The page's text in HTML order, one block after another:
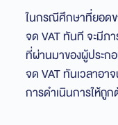
ในกรณีศึกษาที่ยอดข
จด VAT ทันที จะมีภ
ที่ผ่านมาของผู้ประก
จด VAT ทันเวลาอา
การดำเนินการให้ถู